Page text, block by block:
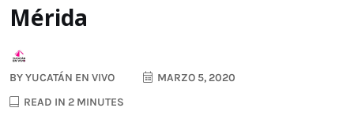
Mérida
BYYUCATÁN EN VIVO
MARZO 5, 2020
READ IN 2 MINUTES